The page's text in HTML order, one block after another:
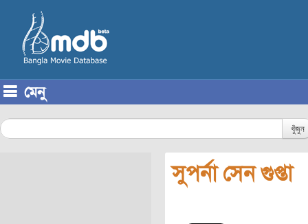
মেনু
খুঁজুন
সুপর্না সেন গুপ্তা